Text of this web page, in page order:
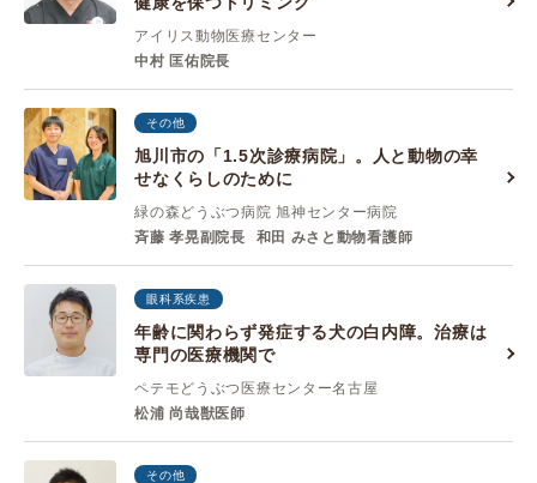
アイリス動物医療センター
中村 匡佑院長
その他
旭川市の「1.5次診療病院」。人と動物の幸
せなくらしのために
緑の森どうぶつ病院 旭神センター病院
斉藤 孝晃副院長
和田 みさと動物看護師
眼科系疾患
年齢に関わらず発症する犬の白内障。治療は
専門の医療機関で
ペテモどうぶつ医療センター名古屋
松浦 尚哉獣医師
その他